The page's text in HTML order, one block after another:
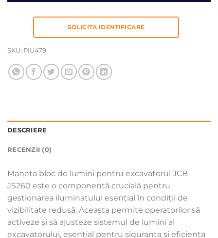
SOLICITA IDENTIFICARE
SKU: PIU479
DESCRIERE
RECENZII (0)
Maneta bloc de lumini pentru excavatorul JCB
JS260 este o componentă crucială pentru
gestionarea iluminatului esențial în condiții de
vizibilitate redusă. Aceasta permite operatorilor să
activeze și să ajusteze sistemul de lumini al
excavatorului, esențial pentru siguranța și eficiența